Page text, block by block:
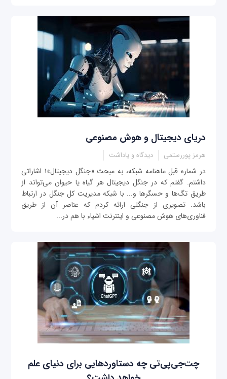
دریای دیجیتال و هوش مصنوعی
هرمز پوررستمی دیدگاه و یاداشت
در شماره قبل ماهنامه شبکه، به مبحث «جنگل دیجیتال»۱ اشاراتی
داشتم. گفتم که در جنگل دیجیتال هر گیاه یا حیوان می‌تواند از
طریق تگ‌ها و حسگرها و... با شبکه مدیریت کل جنگل در ارتباط
باشد. تصویری از جنگلی ارائه کردم که عناصر آن از طریق
فناوری‌های هوش مصنوعی و اینترنت اشیاء با هم در...
چت‌جی‌پی‌تی چه دستاوردهایی برای دنیای علم